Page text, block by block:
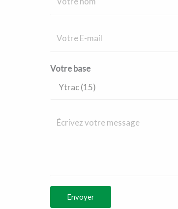
Votre base
Envoyer